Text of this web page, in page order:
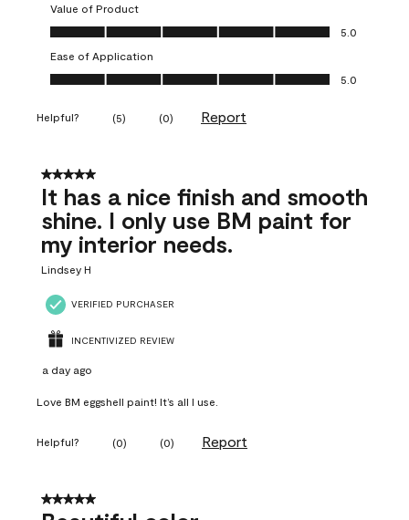
Value of Product
Value of Product, 5.0 out of 5
5.0
Ease of Application
Ease of Application, 5.0 out of 5
5.0
Helpful? (5) (0) Report
5 out of 5 stars.
It has a nice finish and smooth
shine. I only use BM paint for
my interior needs.
Lindsey H
VERIFIED PURCHASER
INCENTIVIZED REVIEW
a day ago
Love BM eggshell paint! It’s all I use.
Helpful? (0) (0) Report
5 out of 5 stars.